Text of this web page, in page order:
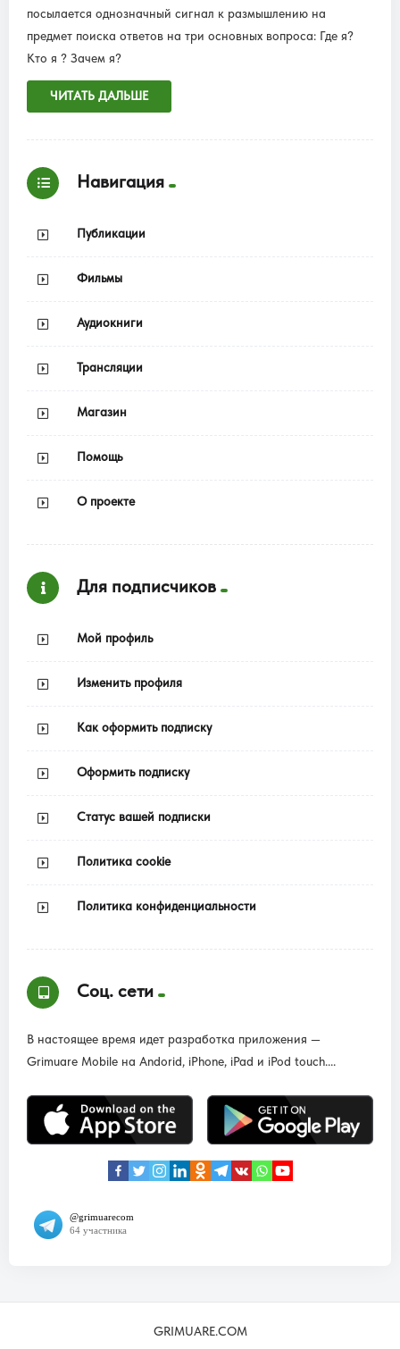
посылается однозначный сигнал к размышлению на
предмет поиска ответов на три основных вопроса: Где я?
Кто я ? Зачем я?
ЧИТАТЬ ДАЛЬШЕ
Навигация
Публикации
Фильмы
Аудиокниги
Трансляции
Магазин
Помощь
О проекте
Для подписчиков
Мой профиль
Изменить профиля
Как оформить подписку
Оформить подписку
Статус вашей подписки
Политика cookie
Политика конфиденциальности
Соц. сети
В настоящее время идет разработка приложения —
Grimuare Mobile на Andorid, iPhone, iPad и iPod touch....
GRIMUARE.COM